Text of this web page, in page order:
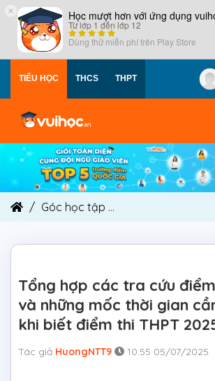
× Học mượt hơn với ứng dụng
Từ lớp 1 đến lớp 12
Dùng thử miễn phí trên Play Store
TIỂU HỌC THCS THPT
Góc học tập
Tổng hợp các tra cứu
và những mốc thời gian
khi biết điểm thi THPT
Tác giả HuongNTT9 10:55 05/07/2025